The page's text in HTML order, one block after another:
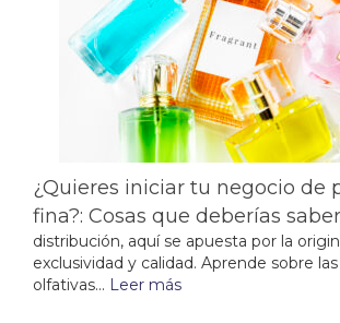
¿Quieres iniciar tu negocio de
fina?: Cosas que deberías saber
distribución, aquí se apuesta por la
exclusividad y calidad. Aprende sobre
olfativas... Leer más